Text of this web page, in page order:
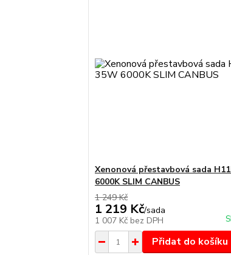
Xenonová přestavbová sada
6000K SLIM CANBUS
1 249 Kč
1 219 Kč/sada
1 007 Kč bez DPH
Přidat do košíku